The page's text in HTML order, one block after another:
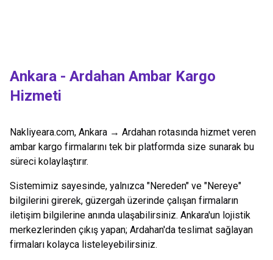
Ankara - Ardahan Ambar Kargo
Hizmeti
Nakliyeara.com, Ankara → Ardahan rotasında hizmet veren
ambar kargo firmalarını tek bir platformda size sunarak bu
süreci kolaylaştırır.
Sistemimiz sayesinde, yalnızca "Nereden" ve "Nereye"
bilgilerini girerek, güzergah üzerinde çalışan firmaların
iletişim bilgilerine anında ulaşabilirsiniz. Ankara'un lojistik
merkezlerinden çıkış yapan; Ardahan'da teslimat sağlayan
firmaları kolayca listeleyebilirsiniz.